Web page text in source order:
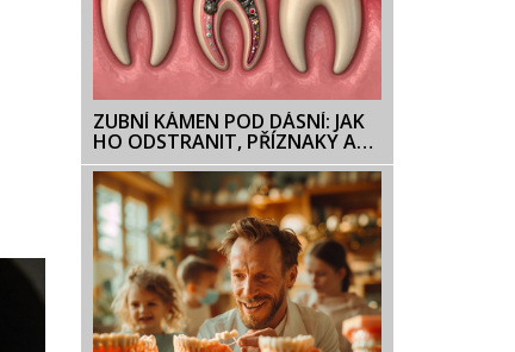
ZUBNÍ KÁMEN POD DÁSNÍ: JAK
HO ODSTRANIT, PŘÍZNAKY A
PREVENCE